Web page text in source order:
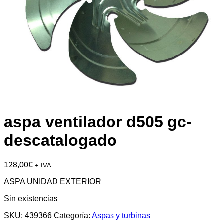
aspa ventilador d505 gc-
descatalogado
128,00€ + IVA
ASPA UNIDAD EXTERIOR
Sin existencias
SKU: 439366 Categoría: Aspas y turbinas